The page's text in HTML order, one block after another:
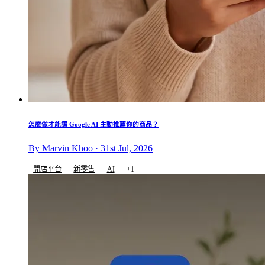
怎麼做才能讓 Google AI 主動推薦你的商品？
By Marvin Khoo · 31st Jul, 2026
開店平台 新零售 AI +1